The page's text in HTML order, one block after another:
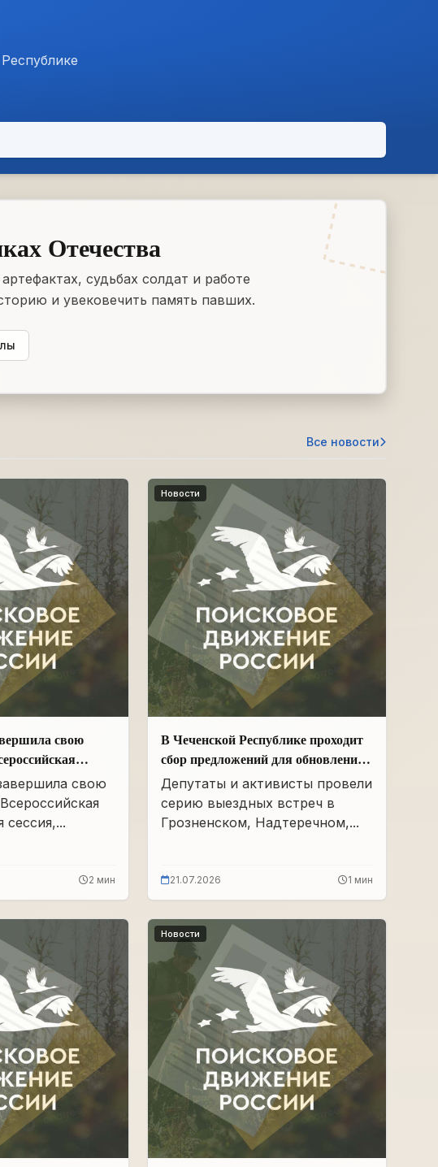
Отечества
судьбах солдат и работе
и увековечить память павших.
Все новости
свою
свою
сессия,...
2 мин
Новости
В Чеченской Республике проходит
сбор предложений для обновления
Народной программы в сфере АПК
Депутаты и активисты провели
серию выездных встреч в
Грозненском, Надтеречном,...
21.07.2026 1 мин
Новости